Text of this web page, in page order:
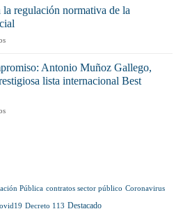
o
no
correctamente?
pisa
el
récord
sanciones
y
en
prácticas
cotizar?
La
legal
para
sumarlas
tu
la regulación normativa de la
en
la
normativa
Antonio Muñoz Gallego,
lista internacional Best
en
nominado
en
Pública contratos sector público Coronavirus
Decreto 113 Destacado